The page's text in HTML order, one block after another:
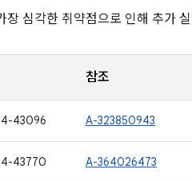
장 심각한 취약점으로 인해 추가
참조
43096 A-323850943
43770 A-364026473